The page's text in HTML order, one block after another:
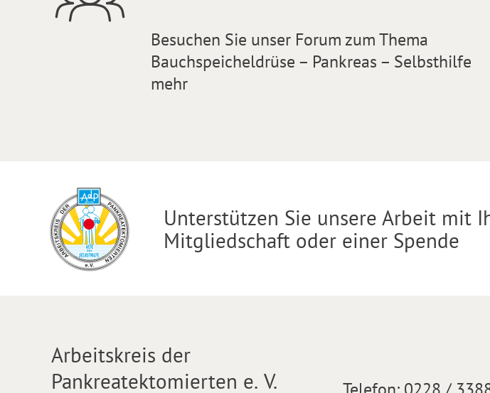
Besuchen Sie unser Forum zum Thema
Bauchspeicheldrüse – Pankreas – Selbsthilfe
mehr
Unterstützen Sie unsere Arbeit mit
Mitgliedschaft oder einer Spende
Arbeitskreis der
Pankreatektomierten e. V.